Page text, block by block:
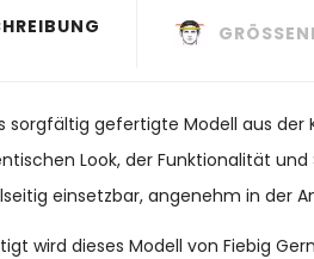
sorgfältig gefertigte Modell aus der
Look, der Funktionalität
einsetzbar, angenehm in der
wird dieses Modell von Fiebig